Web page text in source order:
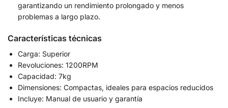
garantizando un rendimiento prolongado y menos
problemas a largo plazo.
Características técnicas
Carga: Superior
Revoluciones: 1200RPM
Capacidad: 7kg
Dimensiones: Compactas, ideales para espacios reducidos
Incluye: Manual de usuario y garantía